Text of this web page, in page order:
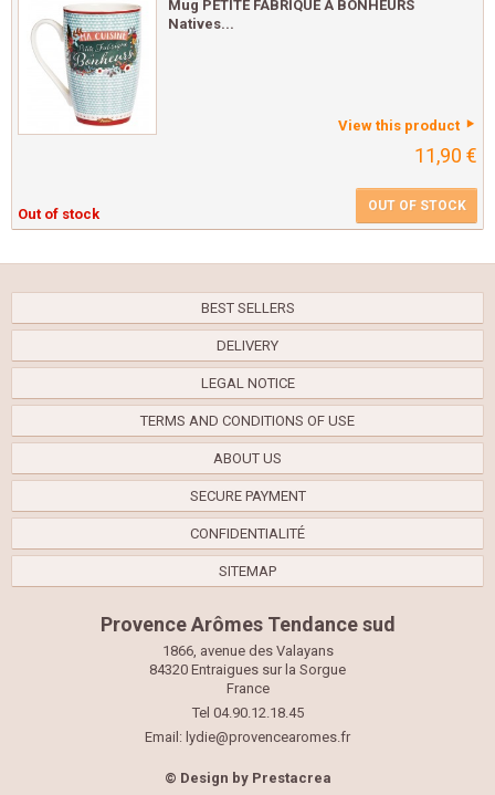
Mug PETITE FABRIQUE À BONHEURS
Natives...
View this product
11,90 €
Out of stock OUT OF STOCK
BEST SELLERS
DELIVERY
LEGAL NOTICE
TERMS AND CONDITIONS OF USE
ABOUT US
SECURE PAYMENT
CONFIDENTIALITÉ
SITEMAP
Provence Arômes Tendance sud
1866, avenue des Valayans
84320 Entraigues sur la Sorgue
France
Tel 04.90.12.18.45
Email: lydie@provencearomes.fr
© Design by Prestacrea